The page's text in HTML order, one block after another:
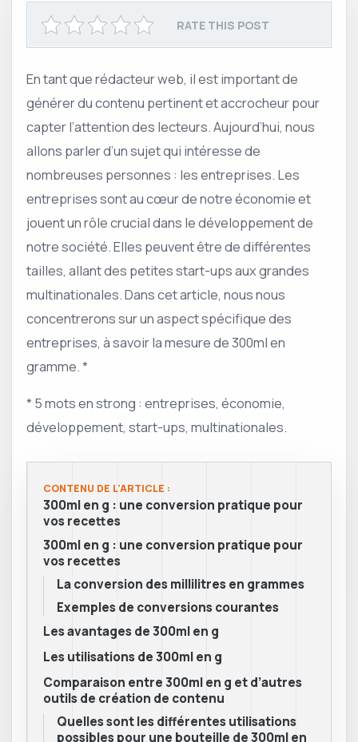
RATE THIS POST
En tant que rédacteur web, il est important de
générer du contenu pertinent et accrocheur pour
capter l’attention des lecteurs. Aujourd’hui, nous
allons parler d’un sujet qui intéresse de
nombreuses personnes : les entreprises. Les
entreprises sont au cœur de notre économie et
jouent un rôle crucial dans le développement de
notre société. Elles peuvent être de différentes
tailles, allant des petites start-ups aux grandes
multinationales. Dans cet article, nous nous
concentrerons sur un aspect spécifique des
entreprises, à savoir la mesure de 300ml en
gramme. *
* 5 mots en strong : entreprises, économie,
développement, start-ups, multinationales.
CONTENU DE L'ARTICLE :
300ml en g : une conversion pratique pour
vos recettes
300ml en g : une conversion pratique pour
vos recettes
La conversion des millilitres en grammes
Exemples de conversions courantes
Les avantages de 300ml en g
Les utilisations de 300ml en g
Comparaison entre 300ml en g et d’autres
outils de création de contenu
Quelles sont les différentes utilisations
possibles pour une bouteille de 300ml en